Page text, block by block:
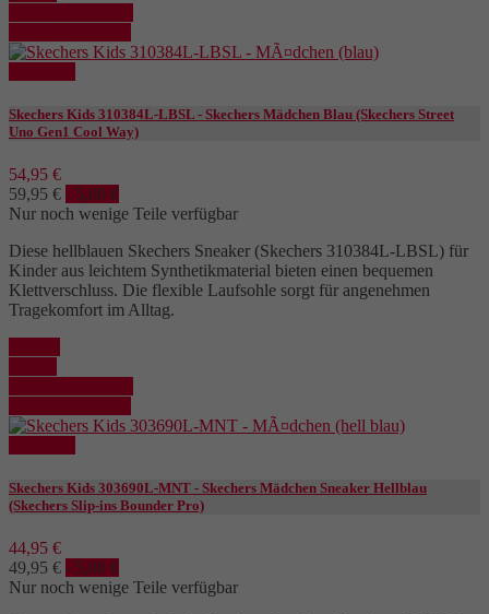
Skechers Kids 310384L-LBSL - Skechers Mädchen Blau (Skechers Street
Uno Gen1 Cool Way)
54,95 €
59,95 € - 5,00 €
Nur noch wenige Teile verfügbar
Diese hellblauen Skechers Sneaker (Skechers 310384L-LBSL) für
Kinder aus leichtem Synthetikmaterial bieten einen bequemen
Klettverschluss. Die flexible Laufsohle sorgt für angenehmen
Tragekomfort im Alltag.
Skechers Kids 303690L-MNT - Skechers Mädchen Sneaker Hellblau
(Skechers Slip-ins Bounder Pro)
44,95 €
49,95 € - 5,00 €
Nur noch wenige Teile verfügbar